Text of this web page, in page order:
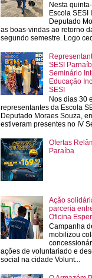
Nesta
Escola SESI
Deputado
as boas-vindas ao retorno
segundo semestre. Logo
SESI
Seminário
Educação
SESI
Nos dias 30
representantes da Escola
Deputado Moraes Souza,
estiveram presentes no IV
Ofertas
Paraíba
Ação
parceria
Oficina
Campanha
mobilizou
ações de voluntariado e
social na cidade Volunt...